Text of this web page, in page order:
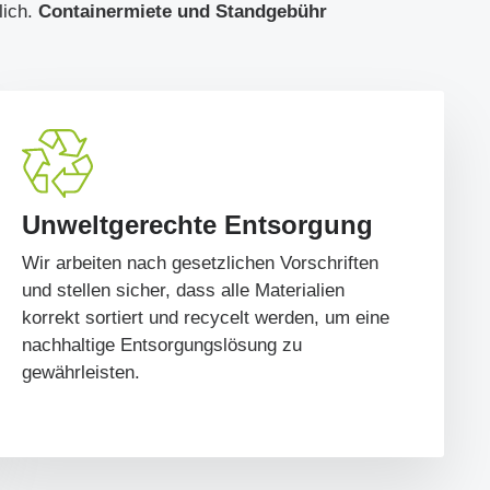
Containermiete und Standgebühr
Unweltgerechte Entsorgung
Wir arbeiten nach gesetzlichen Vorschriften
und stellen sicher, dass alle Materialien
korrekt sortiert und recycelt werden, um eine
nachhaltige Entsorgungslösung zu
gewährleisten.